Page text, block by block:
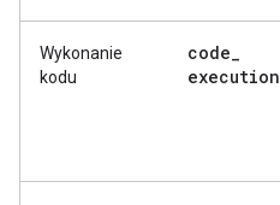
Wykonanie
kodu
code_
execution